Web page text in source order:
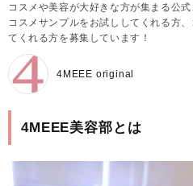
コスメや美容が大好きな方が集まる公
コスメサンプルをお試ししてくれる方
てくれる方を募集しています！
4MEEE original
4MEEE美容部とは